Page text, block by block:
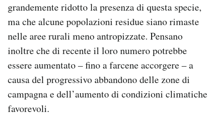
grandemente ridotto la presenza di questa specie,
ma che alcune popolazioni residue siano rimaste
nelle aree rurali meno antropizzate. Pensano
inoltre che di recente il loro numero potrebbe
essere aumentato – fino a farcene accorgere – a
causa del progressivo abbandono delle zone di
campagna e dell’aumento di condizioni climatiche
favorevoli.